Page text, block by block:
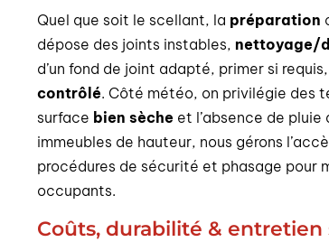
Quel que soit le scellant, la préparation
dépose des joints instables, nettoyage/
d’un fond de joint adapté, primer si
contrôlé. Côté météo, on privilégie des
surface bien sèche et l’absence de
immeubles de hauteur, nous gérons
procédures de sécurité et phasage pour
occupants.
Coûts, durabilité &